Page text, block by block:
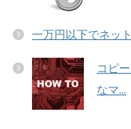
一万円以下でネッ
コピ
なマ...